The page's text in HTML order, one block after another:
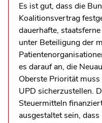
Es ist gut, dass die
Koalitionsvertrag
dauerhafte,
unter Beteiligung der
es darauf an, die
Oberste Priorität
UPD sicherzustellen.
Steuermitteln
ausgestaltet sein,